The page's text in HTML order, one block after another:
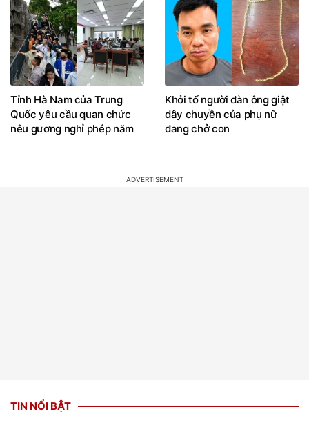
Tỉnh Hà Nam của Trung
Quốc yêu cầu quan chức
nêu gương nghỉ phép năm
Khởi tố người đàn ông giật
dây chuyền của phụ nữ
đang chở con
TIN NỔI BẬT